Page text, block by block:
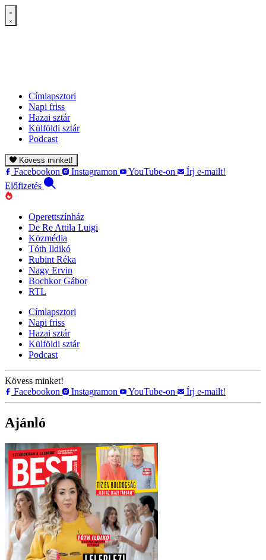
Címlapsztori
Napi friss
Hazai sztár
Külföldi sztár
Podcast
Kövess minket!
Facebookon Instagramon YouTube-on
Írj e-mailt!
Előfizetés
Operettszínház
De Re Attila Luigi
Közmédia
Tóth Ildikó
Rubint Réka
Nagy Ervin
Bochkor Gábor
RTL
Címlapsztori
Napi friss
Hazai sztár
Külföldi sztár
Podcast
Kövess minket!
Facebookon
Instagramon YouTube-on Írj e-mailt!
Ajánló